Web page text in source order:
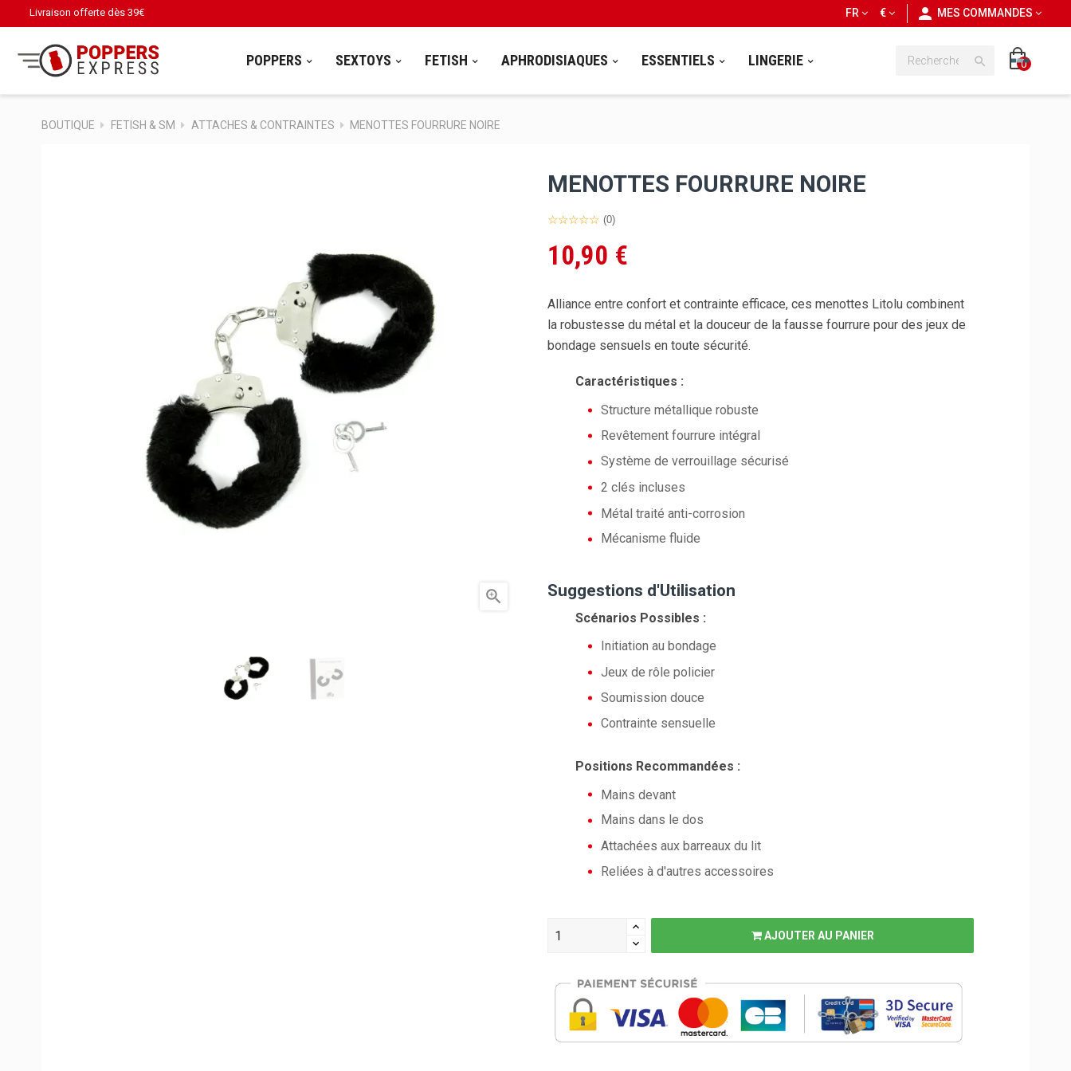
Livraison offerte dès 39€ personnMES COMMANDES
€
FR
POPPERS SEXTOYS FETISH APHRODISIAQUES ESSENTIELS LINGERIE  0
BOUTIQUE FETISH & SM ATTACHES & CONTRAINTES MENOTTES FOURRURE NOIRE

MENOTTES FOURRURE NOIRE
(0)
10,90 €
Alliance entre confort et contrainte efficace, ces menottes Litolu combinent
la robustesse du métal et la douceur de la fausse fourrure pour des jeux de
bondage sensuels en toute sécurité.
Caractéristiques :
Structure métallique robuste
Revêtement fourrure intégral
Système de verrouillage sécurisé
2 clés incluses
Métal traité anti-corrosion
Mécanisme fluide
Suggestions d'Utilisation
Scénarios Possibles :
Initiation au bondage
Jeux de rôle policier
Soumission douce
Contrainte sensuelle
Positions Recommandées :
Mains devant
Mains dans le dos
Attachées aux barreaux du lit
Reliées à d'autres accessoires
AJOUTER AU PANIER